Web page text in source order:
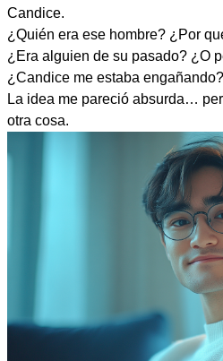
Candice.
¿Quién era ese hombre? ¿Por
¿Era alguien de su pasado? ¿O
¿Candice me estaba engañando?
La idea me pareció absurda…
otra cosa.